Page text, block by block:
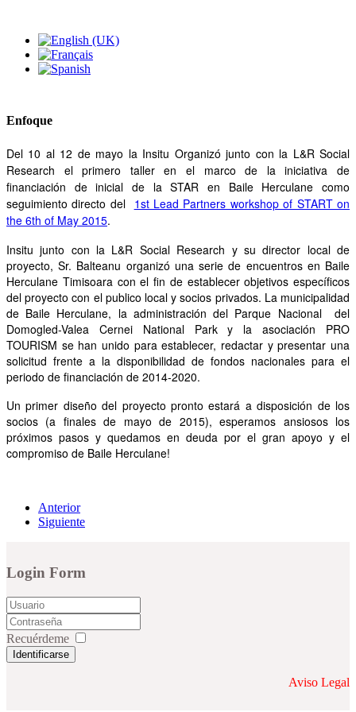
Enfoque
Del 10 al 12 de mayo la Insitu Organizó junto con la L&R Social
Research el primero taller en el marco de la iniciativa de
financiación de inicial de la STAR en Baile Herculane como
seguimiento directo del 1st Lead Partners workshop of START on
the 6th of May 2015.
Insitu junto con la L&R Social Research y su director local de
proyecto, Sr. Balteanu organizó una serie de encuentros en Baile
Herculane Timisoara con el fin de establecer objetivos específicos
del proyecto con el publico local y socios privados. La municipalidad
de Baile Herculane, la administración del Parque Nacional del
Domogled-Valea Cernei National Park y la asociación PRO
TOURISM se han unido para establecer, redactar y presentar una
solicitud frente a la disponibilidad de fondos nacionales para el
periodo de financiación de 2014-2020.
Un primer diseño del proyecto pronto estará a disposición de los
socios (a finales de mayo de 2015), esperamos ansiosos los
próximos pasos y quedamos en deuda por el gran apoyo y el
compromiso de Baile Herculane!
Anterior
Siguiente
Login Form
Recuérdeme
Identificarse
Aviso Legal